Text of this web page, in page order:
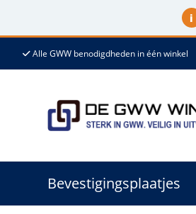
i
Alle GWW benodigdheden in één winkel
Bevestigingsplaatjes